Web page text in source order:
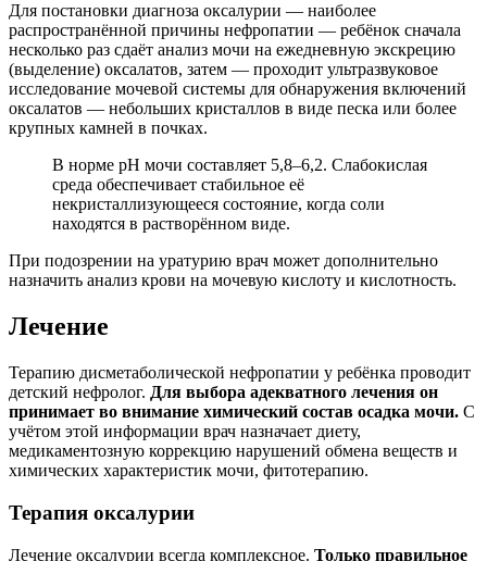
Для постановки диагноза оксалурии — наиболее
распространённой причины нефропатии — ребёнок сначала
несколько раз сдаёт анализ мочи на ежедневную экскрецию
(выделение) оксалатов, затем — проходит ультразвуковое
исследование мочевой системы для обнаружения включений
оксалатов — небольших кристаллов в виде песка или более
крупных камней в почках.
В норме рН мочи составляет 5,8–6,2. Слабокислая
среда обеспечивает стабильное её
некристаллизующееся состояние, когда соли
находятся в растворённом виде.
При подозрении на уратурию врач может дополнительно
назначить анализ крови на мочевую кислоту и кислотность.
Лечение
Терапию дисметаболической нефропатии у ребёнка проводит
детский нефролог. Для выбора адекватного лечения он
принимает во внимание химический состав осадка мочи. С
учётом этой информации врач назначает диету,
медикаментозную коррекцию нарушений обмена веществ и
химических характеристик мочи, фитотерапию.
Терапия оксалурии
Лечение оксалурии всегда комплексное. Только правильное